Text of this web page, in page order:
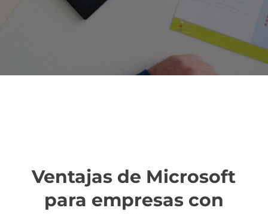
Ventajas de Microsoft
para empresas con